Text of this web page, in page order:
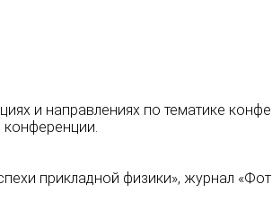
и направлениях по тематике
прикладной физики», журнал